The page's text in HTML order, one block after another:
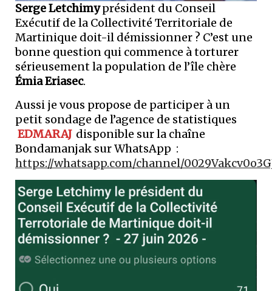
Serge Letchimyprésident du Conseil
Exécutif de la Collectivité Territoriale de
Martinique doit-il démissionner ? C’est une
bonne question qui commence à torturer
sérieusement la population de l’île chère
Émia Eriasec.
Aussi je vous propose de participer à un
petit sondage de l’agence de statistiques
EDMARAJ disponible sur la chaîne
Bondamanjak sur WhatsApp :
https://whatsapp.com/channel/